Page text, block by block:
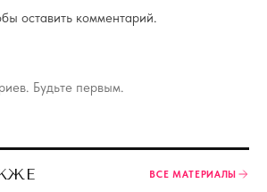
оставить комментарий.
Будьте первым.
ВСЕ МАТЕРИАЛЫ